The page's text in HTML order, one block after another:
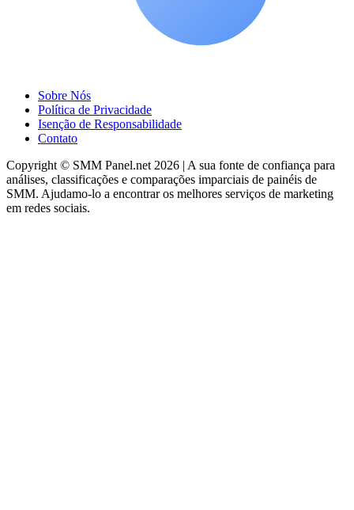
Sobre Nós
Política de Privacidade
Isenção de Responsabilidade
Contato
Copyright © SMM Panel.net 2026 | A sua fonte de confiança para
análises, classificações e comparações imparciais de painéis de
SMM. Ajudamo-lo a encontrar os melhores serviços de marketing
em redes sociais.